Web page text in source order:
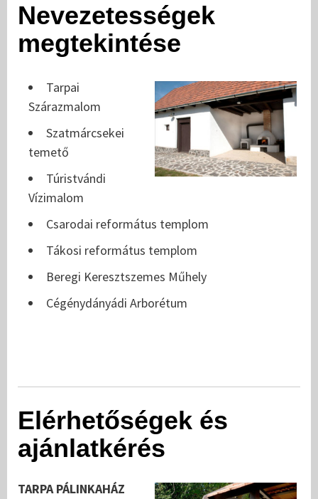
Nevezetességek
megtekintése
Tarpai
Szárazmalom
Szatmárcsekei
temető
Túristvándi
Vízimalom
Csarodai református templom
Tákosi református templom
Beregi Keresztszemes Műhely
Cégénydányádi Arborétum
Elérhetőségek és
ajánlatkérés
TARPA PÁLINKAHÁZ